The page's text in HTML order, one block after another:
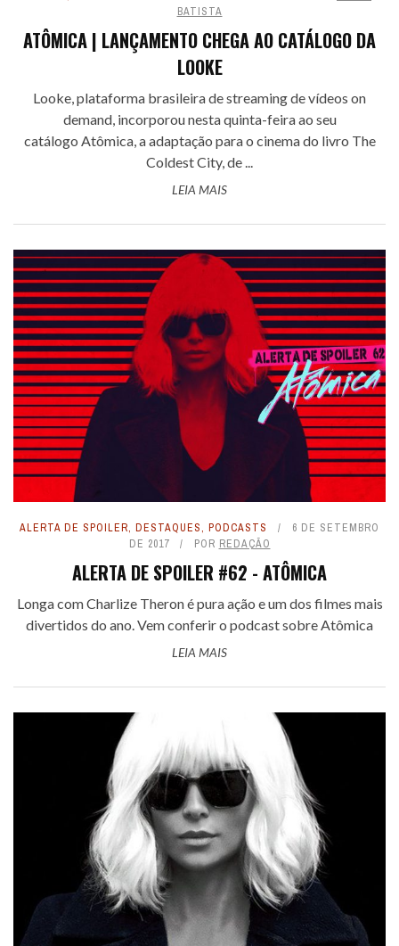
BATISTA
ATÔMICA | LANÇAMENTO CHEGA AO CATÁLOGO DA
LOOKE
Looke, plataforma brasileira de streaming de vídeos on
demand, incorporou nesta quinta-feira ao seu
catálogo Atômica, a adaptação para o cinema do livro The
Coldest City, de ...
LEIA MAIS
ALERTA DE SPOILER, DESTAQUES, PODCASTS
6 DE SETEMBRO
DE 2017
POR REDAÇÃO
ALERTA DE SPOILER #62 - ATÔMICA
Longa com Charlize Theron é pura ação e um dos filmes mais
divertidos do ano. Vem conferir o podcast sobre Atômica
LEIA MAIS